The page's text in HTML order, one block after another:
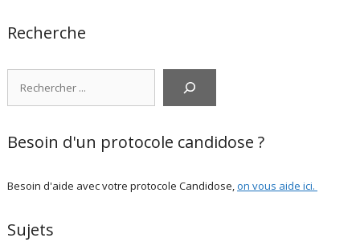
Recherche
Besoin d'un protocole candidose ?
Besoin d'aide avec votre protocole Candidose,on vous aide ici.
Sujets